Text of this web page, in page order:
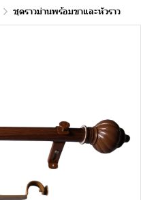
ชุดราวม่านพร้อมขาและหัวราว